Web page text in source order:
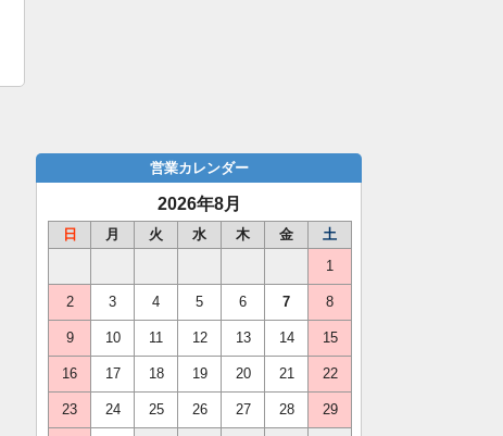
営業カレンダー
2026年8月
日 月 火 水 木 金
土
1
2 3 4 5 6 7 8
9 10 11 12 13 14 15
16 17 18 19 20 21 22
23 24 25 26 27 28 29